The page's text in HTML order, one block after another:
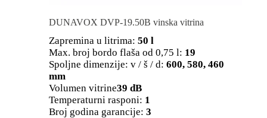
DUNAVOX DVP-19.50B vinska vitrina
Zapremina u litrima: 50 l
Max. broj bordo flaša od 0,75 l: 19
Spoljne dimenzije: v / š / d: 600, 580, 460
mm
Volumen vitrine39 dB
Temperaturni rasponi: 1
Broj godina garancije: 3